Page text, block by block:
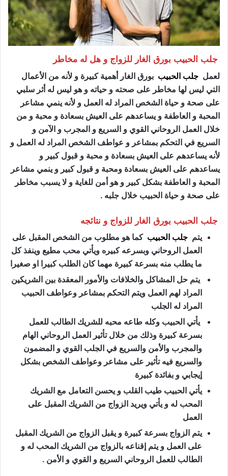
جلب الحبيب بورق الغار للزواج و هل له مخاطر
لعمل جلب الحبيب بورق الغار أهمية كبيرة و لأنه من الأعمال
التي ليس لها مخاطر على صحته و حياته و هو ليس له أثر سلبي
على صحة و حياة الشخص المراد له العمل و لأنه ينمي مشاعر
المحبة و العاطفة و يساعدهم على العيش بسعادة و محبة و من
خلال العمل الروحاني القوي و السريع و المجرب و الآمن و
السريع في التحكم بمشاعر و عواطف الشخص المراد له العمل و
لأنه يساعدهم على العيش بسعادة و محبة و قبول كبير و
يساعدهم على العيش بسعادة ومحبة و قبول كبير و ينمي مشاعر
المحبة و العاطفة بشكل كبير و هو أمن للغاية و لا يسبب مخاطر
على صحة و حياة الحبيب خلال جلبه .
جلب الحبيب بورق الغار للزواج و نتائجه
يتم جلب الحبيب كما هو مطلوب من الشخص المقبل على
العمل الروحاني وبسرعه كبيره ويأتي محب مطيع وينفذ كل
ما يطلب منه بسرعة كبيرة مهما كان الطلب كبيرا او صغيرا
يتم حل المشاكل والخلافات والأمور المعقدة بين الشريكين
المراد لهم العمل ويتم التحكم بمشاعر وعواطف الحبيب
المراد له الجلب
يأتي الحبيب وكله طاعه محبه للشريك الطالب للعمل
بسرعة كبيرة وذلك من خلال تأثير العمل الروحاني الهام
والمجرب والأمن والسريع في الجلب القوي و المضمون
والسريع فيه تأثير على مشاعر وعواطف الشخص بشكل
إيجابي و بفائدة كبيرة
يأتي الحبيب طيب القلب و يحسن التعامل مع الشريك
المحب له و يأتي ويريد الزواج من الشريك المقبل على
العمل
يتم الزواج بسرعة كبيرة و يقبل الزواج من الشريك المقبل
على العمل و يتم إقناعه بالزواج من الشريك المحب له و
الطالب للعمل الروحاني السريع و القوي و الأمن .